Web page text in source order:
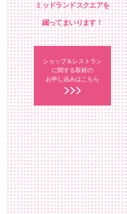
ミッドランドスクエアを
綴ってまいります！
ショップ＆レストラン
に関する取材の
お申し込みはこちら